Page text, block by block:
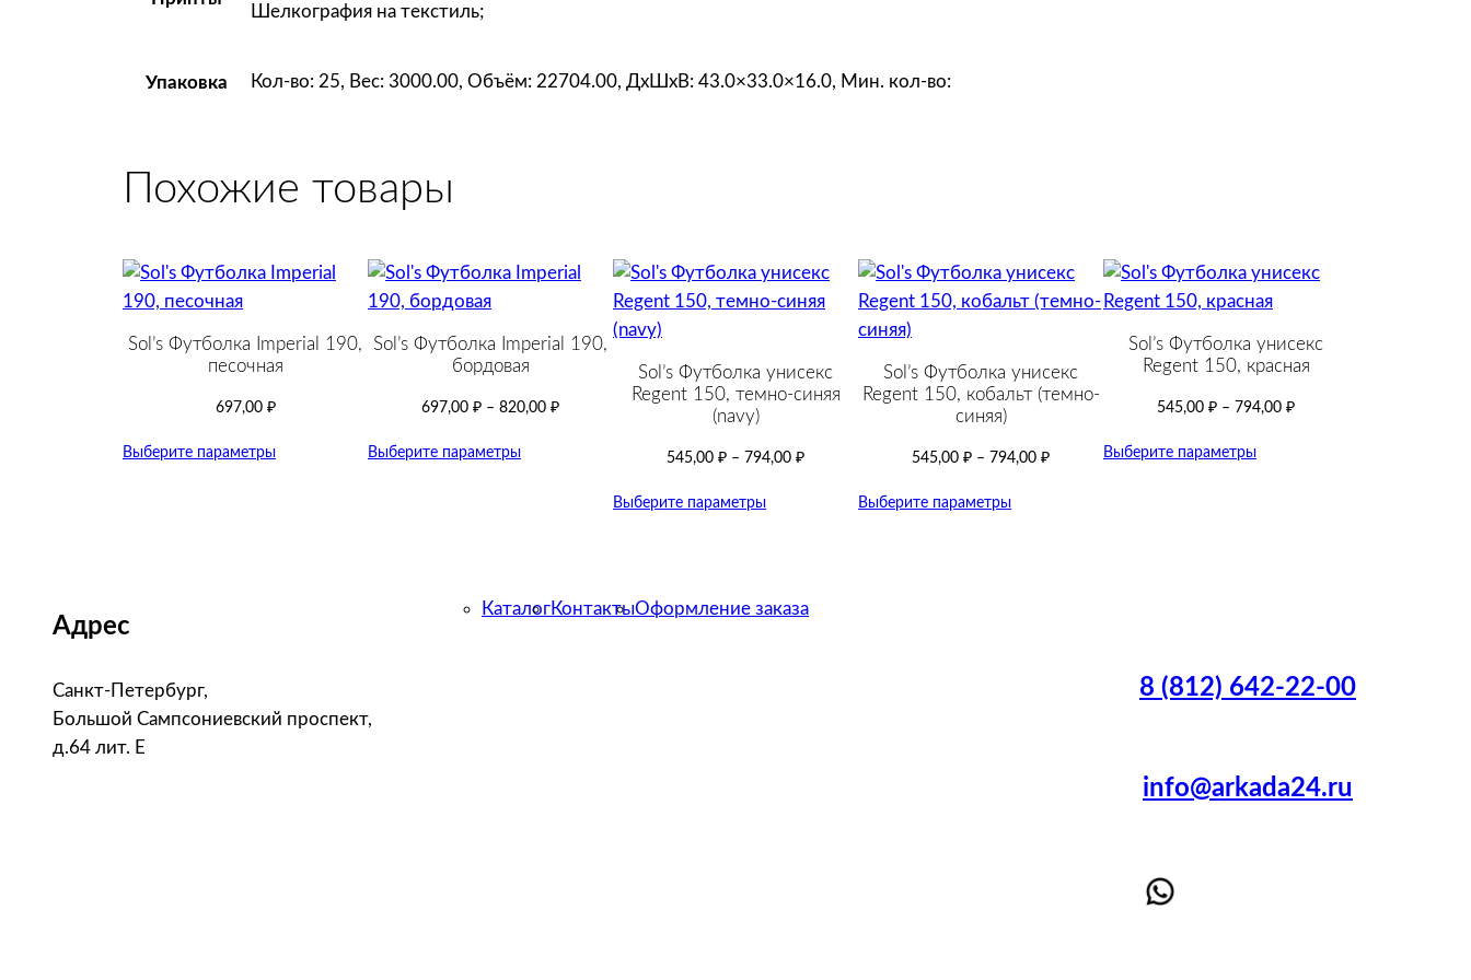
Шелкография на текстиль;
Упаковка Кол-во: 25, Вес: 3000.00, Объём: 22704.00, ДxШxВ: 43.0×33.0×16.0, Мин. кол-во:
Похожие товары
Sol’s Футболка Imperial 190,
песочная
697,00 ₽
Выберите параметры
Sol’s Футболка Imperial 190,
бордовая
697,00 ₽ – 820,00 ₽
Выберите параметры
Sol’s Футболка унисекс
Regent 150, темно-синяя
(navy)
545,00 ₽ – 794,00 ₽
Выберите параметры
Sol’s Футболка унисекс
Regent 150, кобальт (темно-
синяя)
545,00 ₽ – 794,00 ₽
Выберите параметры
Sol’s Футболка унисекс
Regent 150, красная
545,00 ₽ – 794,00 ₽
Выберите параметры
Адрес
Санкт-Петербург,
Большой Сампсониевский проспект,
д.64 лит. Е
КаталогКонтактыОформление заказа
8 (812) 642-22-00
info@arkada24.ru